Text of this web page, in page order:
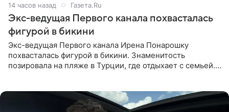
14 часов назад Газета.Ru
Экс-ведущая Первого канала похвасталась
фигурой в бикини
Экс-ведущая Первого канала Ирена Понарошку
похвасталась фигурой в бикини. Знаменитость
позировала на пляже в Турции, где отдыхает с семьей.